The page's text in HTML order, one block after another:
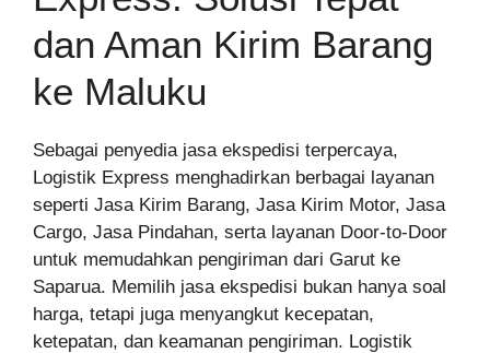
dan Aman Kirim Barang
ke Maluku
Sebagai penyedia jasa ekspedisi terpercaya,
Logistik Express menghadirkan berbagai layanan
seperti Jasa Kirim Barang, Jasa Kirim Motor, Jasa
Cargo, Jasa Pindahan, serta layanan Door-to-Door
untuk memudahkan pengiriman dari Garut ke
Saparua. Memilih jasa ekspedisi bukan hanya soal
harga, tetapi juga menyangkut kecepatan,
ketepatan, dan keamanan pengiriman. Logistik